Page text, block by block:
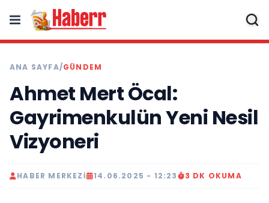
ANA SAYFA/GÜNDEM
Ahmet Mert Öcal:
Gayrimenkulün Yeni Nesil
Vizyoneri
HABER MERKEZI 14.06.2025 - 12:23 3 DK OKUMA